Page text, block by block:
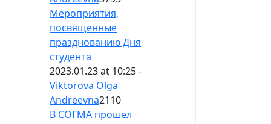
Мероприятия,
посвященные
празднованию Дня
студента
2023.01.23 at 10:25 -
Viktorova Olga
Andreevna2110
В СОГМА прошел